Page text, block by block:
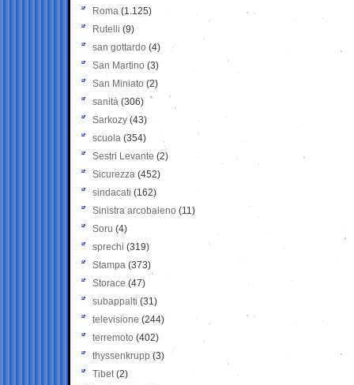
Roma (1.125)
Rutelli (9)
san gottardo (4)
San Martino (3)
San Miniato (2)
sanità (306)
Sarkozy (43)
scuola (354)
Sestri Levante (2)
Sicurezza (452)
sindacati (162)
Sinistra arcobaleno (11)
Soru (4)
sprechi (319)
Stampa (373)
Storace (47)
subappalti (31)
televisione(244)
terremoto (402)
thyssenkrupp (3)
Tibet(2)